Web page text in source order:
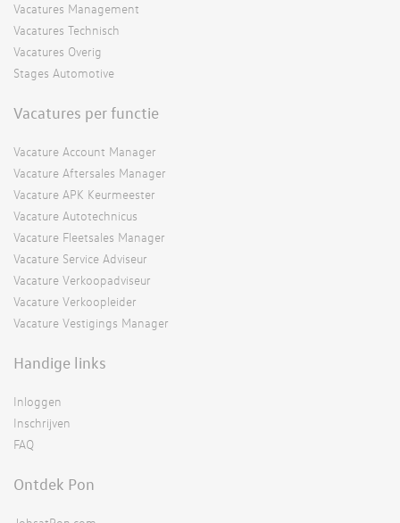
Vacatures Management
Vacatures Technisch
Vacatures Overig
Stages Automotive
Vacatures per functie
Vacature Account Manager
Vacature Aftersales Manager
Vacature APK Keurmeester
Vacature Autotechnicus
Vacature Fleetsales Manager
Vacature Service Adviseur
Vacature Verkoopadviseur
Vacature Verkoopleider
Vacature Vestigings Manager
Handige links
Inloggen
Inschrijven
FAQ
Ontdek Pon